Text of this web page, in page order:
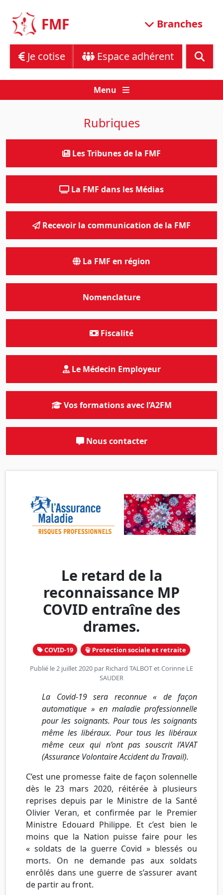
content
FMF Branches
Je cotise Espace adhérent
Menu
Le retard de la
reconnaissance MP
COVID entraîne des
drames.
COVID-19 Protection sociale et retraite
Publié le 2 juillet 2020 par Richard TALBOTetCorinne LE
SAUDER
La Covid-19 sera reconnue « de façon
automatique » en maladie professionnelle
pour les soignants. Pour tous les soignants
même les libéraux. Pour tous les libéraux
même ceux qui n’ont pas souscrit l’AVAT
(Assurance Volontaire Accident du Travail).
C’est une promesse faite de façon solennelle
dès le 23 mars 2020, réitérée à plusieurs
reprises depuis par le Ministre de la Santé
Olivier Veran, et confirmée par le Premier
Ministre Edouard Philippe. Et c’est bien le
moins que la Nation puisse faire pour les
« soldats de la guerre Covid » blessés ou
morts. On ne demande pas aux soldats
enrôlés dans une guerre de s’assurer avant
de partir au front.
Rubriques
Les Tribunes de la FMF
La FMF dans les Médias
Recevoir la communication de la FMF
La FMF en région
Nomenclature
Fiscalité
Le Médecin Employeur
Vos formations avec l’A2FM
Nous contacter